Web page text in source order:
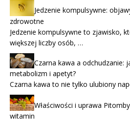
Jedzenie kompulsywne:
zdrowotne
Jedzenie kompulsywne to zjawisko,
większej liczby osób, …
Czarna kawa a odchudzanie:
metabolizm i apetyt?
Czarna kawa to nie tylko ulubiony
Właściwości i uprawa
witamin